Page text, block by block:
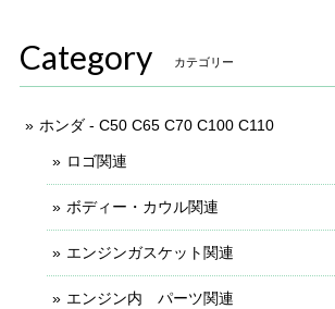
Category カテゴリー
ホンダ - C50 C65 C70 C100 C110
ロゴ関連
ボディー・カウル関連
エンジンガスケット関連
エンジン内 パーツ関連